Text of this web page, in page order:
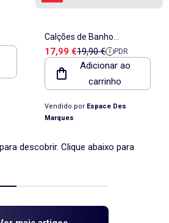
Calções de Banho
Estampados Preto/Azul
para Homem Sun Project
3080
Preço de venda
17,99 €Preço de referência
19,90 € PDR
Adicionar ao
carrinho
Vendido por Espace Des
Marques
descobrir. Clique abaixo para